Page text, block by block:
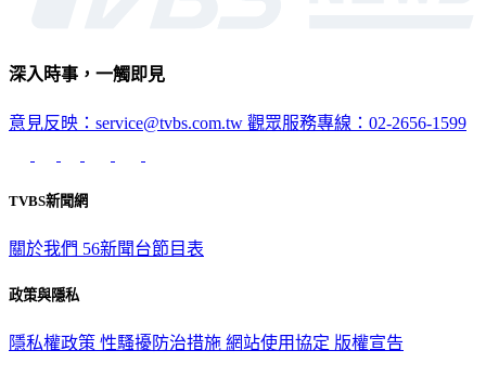
深入時事，一觸即見
意見反映：service@tvbs.com.tw 觀眾服務專線：02-2656-1599
TVBS新聞網
關於我們 56新聞台節目表
政策與隱私
隱私權政策 性騷擾防治措施 網站使用協定 版權宣告